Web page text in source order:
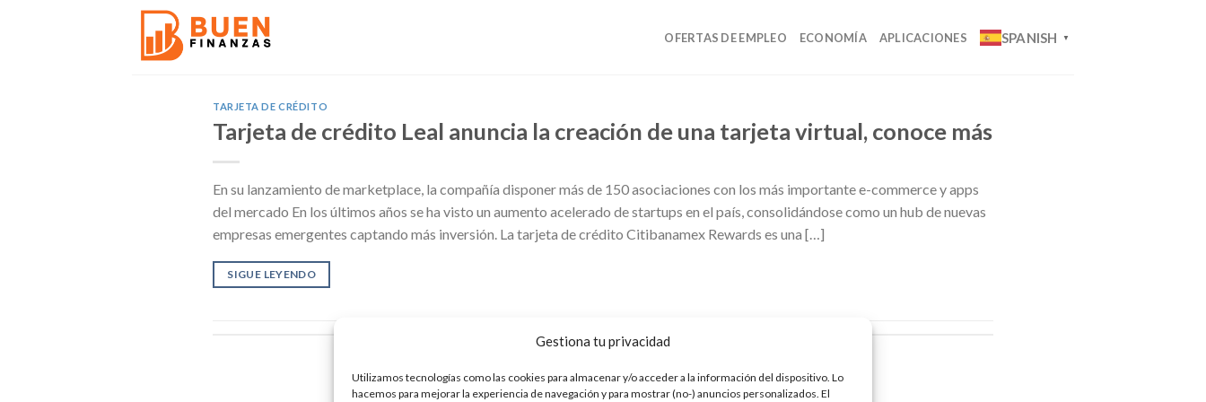
Gestiona tu privacidad
Utilizamos tecnologías como las cookies para almacenar y/o acceder a la información del dispositivo. Lo
hacemos para mejorar la experiencia de navegación y para mostrar (no-) anuncios personalizados. El
OFERTAS DE EMPLEO ECONOMÍA APLICACIONES SPANISH ▼
TARJETA DE CRÉDITO
Tarjeta de crédito Leal anuncia la creación de una tarjeta virtual, conoce más
En su lanzamiento de marketplace, la compañía disponer más de 150 asociaciones con los más importante e-commerce y apps
del mercado En los últimos años se ha visto un aumento acelerado de startups en el país, consolidándose como un hub de nuevas
empresas emergentes captando más inversión. La tarjeta de crédito Citibanamex Rewards es una […]
SIGUE LEYENDO